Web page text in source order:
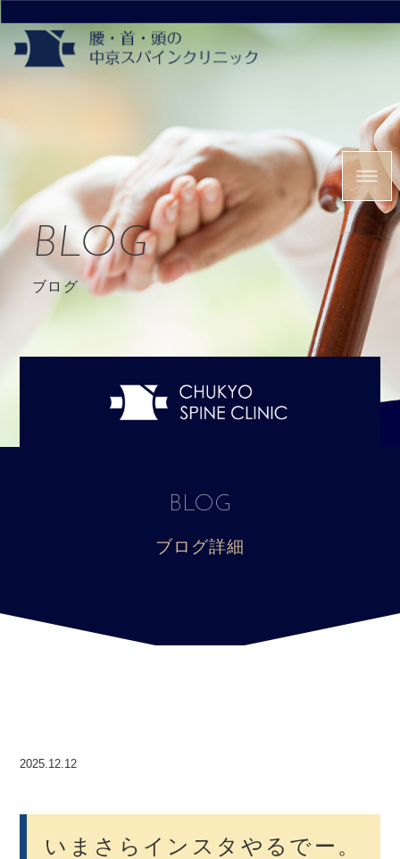
BLOG
ブログ
BLOG
ブログ詳細
2025.12.12
いまさらインスタやるでー。